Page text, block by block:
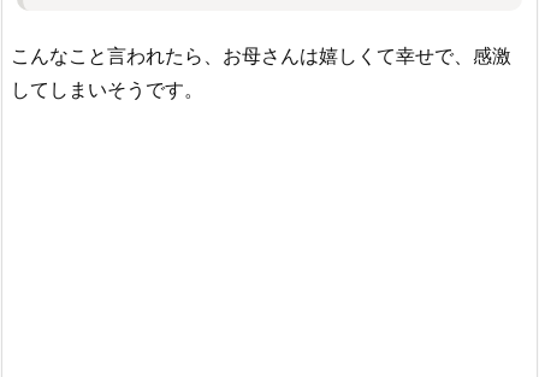
こんなこと言われたら、お母さんは嬉しくて幸せで、感激
してしまいそうです。